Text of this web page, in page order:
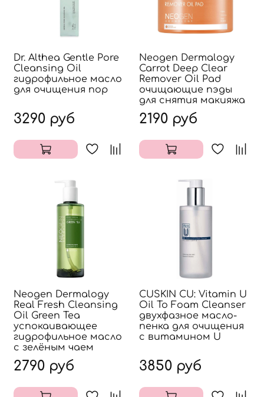
Dr. Althea Gentle Pore
Cleansing Oil
гидрофильное масло
для очищения пор
3290 руб
Neogen Dermalogy
Carrot Deep Clear
Remover Oil Pad
очищающие пэды
для снятия макияжа
2190 руб
Neogen Dermalogy
Real Fresh Cleansing
Oil Green Tea
успокаивающее
гидрофильное масло
с зелёным чаем
2790 руб
CUSKIN CU: Vitamin U
Oil To Foam Cleanser
двухфазное масло-
пенка для очищения
с витамином U
3850 руб